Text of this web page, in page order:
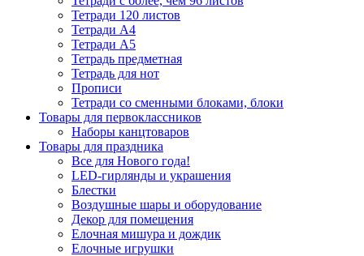
Тетради 120 листов
Тетради А4
Тетради А5
Тетрадь предметная
Тетрадь для нот
Прописи
Тетради со сменными блоками, блоки
Товары для первоклассников
Наборы канцтоваров
Товары для праздника
Все для Нового года!
LED-гирлянды и украшения
Блестки
Воздушные шары и оборудование
Декор для помещения
Елочная мишура и дождик
Елочные игрушки